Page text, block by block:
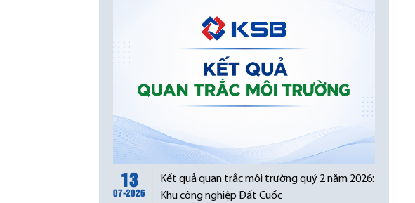
13
07-2026
Kết quả quan trắc môi trường quý 2 năm 2026:
Khu công nghiệp Đất Cuốc